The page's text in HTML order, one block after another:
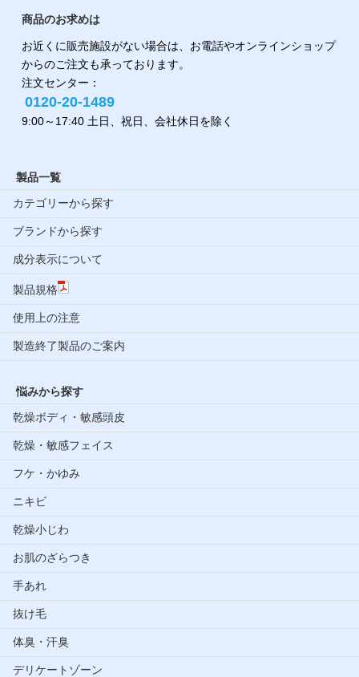
商品のお求めは
お近くに販売施設がない場合は、お電話やオンラインショップ
からのご注文も承っております。
注文センター：
0120-20-1489
9:00～17:40 土日、祝日、会社休日を除く
製品一覧
カテゴリーから探す
ブランドから探す
成分表示について
製品規格
使用上の注意
製造終了製品のご案内
悩みから探す
乾燥ボディ・敏感頭皮
乾燥・敏感フェイス
フケ・かゆみ
ニキビ
乾燥小じわ
お肌のざらつき
手あれ
抜け毛
体臭・汗臭
デリケートゾーン